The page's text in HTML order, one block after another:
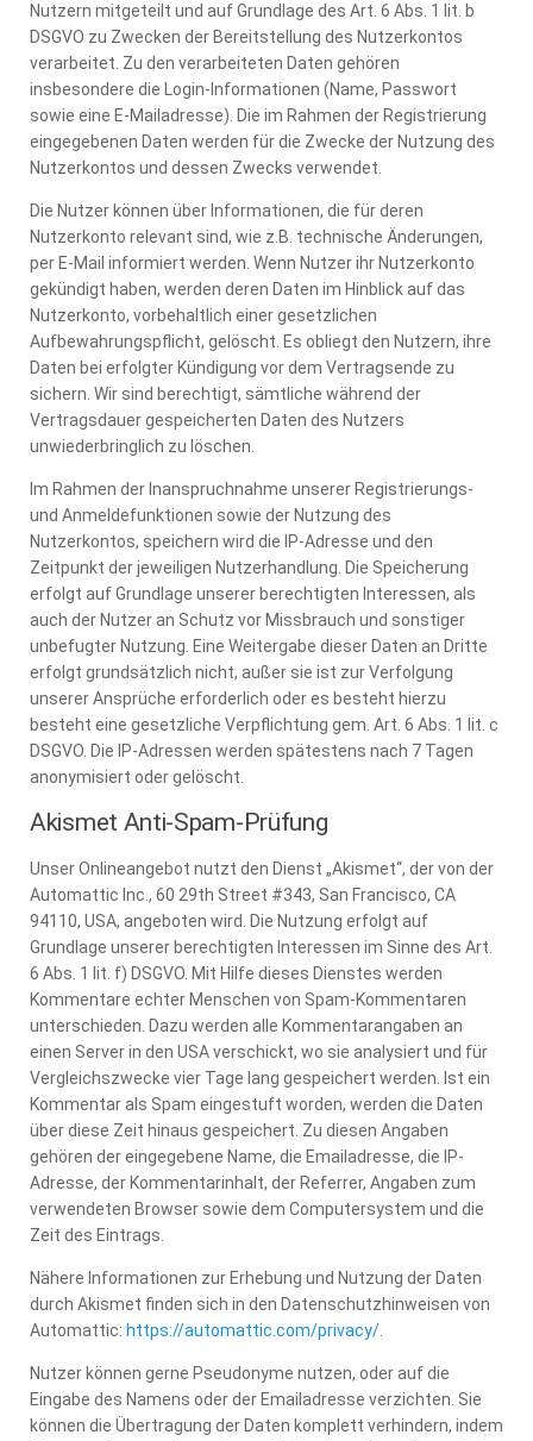
Nutzern mitgeteilt und auf Grundlage des Art. 6 Abs. 1 lit. b
DSGVO zu Zwecken der Bereitstellung des Nutzerkontos
verarbeitet. Zu den verarbeiteten Daten gehören
insbesondere die Login-Informationen (Name, Passwort
sowie eine E-Mailadresse). Die im Rahmen der Registrierung
eingegebenen Daten werden für die Zwecke der Nutzung des
Nutzerkontos und dessen Zwecks verwendet.
Die Nutzer können über Informationen, die für deren
Nutzerkonto relevant sind, wie z.B. technische Änderungen,
per E-Mail informiert werden. Wenn Nutzer ihr Nutzerkonto
gekündigt haben, werden deren Daten im Hinblick auf das
Nutzerkonto, vorbehaltlich einer gesetzlichen
Aufbewahrungspflicht, gelöscht. Es obliegt den Nutzern, ihre
Daten bei erfolgter Kündigung vor dem Vertragsende zu
sichern. Wir sind berechtigt, sämtliche während der
Vertragsdauer gespeicherten Daten des Nutzers
unwiederbringlich zu löschen.
Im Rahmen der Inanspruchnahme unserer Registrierungs-
und Anmeldefunktionen sowie der Nutzung des
Nutzerkontos, speichern wird die IP-Adresse und den
Zeitpunkt der jeweiligen Nutzerhandlung. Die Speicherung
erfolgt auf Grundlage unserer berechtigten Interessen, als
auch der Nutzer an Schutz vor Missbrauch und sonstiger
unbefugter Nutzung. Eine Weitergabe dieser Daten an Dritte
erfolgt grundsätzlich nicht, außer sie ist zur Verfolgung
unserer Ansprüche erforderlich oder es besteht hierzu
besteht eine gesetzliche Verpflichtung gem. Art. 6 Abs. 1 lit. c
DSGVO. Die IP-Adressen werden spätestens nach 7 Tagen
anonymisiert oder gelöscht.
Akismet Anti-Spam-Prüfung
Unser Onlineangebot nutzt den Dienst „Akismet“, der von der
Automattic Inc., 60 29th Street #343, San Francisco, CA
94110, USA, angeboten wird. Die Nutzung erfolgt auf
Grundlage unserer berechtigten Interessen im Sinne des Art.
6 Abs. 1 lit. f) DSGVO. Mit Hilfe dieses Dienstes werden
Kommentare echter Menschen von Spam-Kommentaren
unterschieden. Dazu werden alle Kommentarangaben an
einen Server in den USA verschickt, wo sie analysiert und für
Vergleichszwecke vier Tage lang gespeichert werden. Ist ein
Kommentar als Spam eingestuft worden, werden die Daten
über diese Zeit hinaus gespeichert. Zu diesen Angaben
gehören der eingegebene Name, die Emailadresse, die IP-
Adresse, der Kommentarinhalt, der Referrer, Angaben zum
verwendeten Browser sowie dem Computersystem und die
Zeit des Eintrags.
Nähere Informationen zur Erhebung und Nutzung der Daten
durch Akismet finden sich in den Datenschutzhinweisen von
Automattic: https://automattic.com/privacy/
Nutzer können gerne Pseudonyme nutzen, oder auf die
Eingabe des Namens oder der Emailadresse verzichten. Sie
können die Übertragung der Daten komplett verhindern, indem